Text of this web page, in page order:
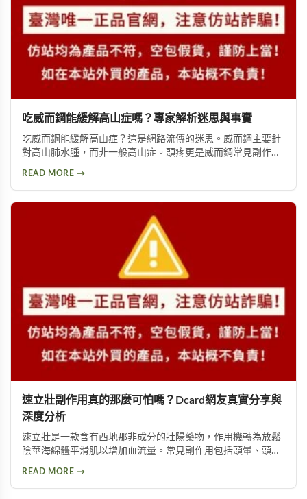
吃威而鋼能緩解高山症嗎？專家解析迷思與事實
吃威而鋼能緩解高山症？這是網路流傳的迷思。威而鋼主要針
對高山肺水腫，而非一般高山症。頭疼更是威而鋼常見副作
READ MORE →
速立壯副作用真的那麼可怕嗎？Dcard網友真實分享與
深度分析
速立壯是一款含有西地那非成分的壯陽藥物，作用機轉為放鬆
陰莖海綿體平滑肌以增加血流量。常見副作用包括頭暈、頭
READ MORE →